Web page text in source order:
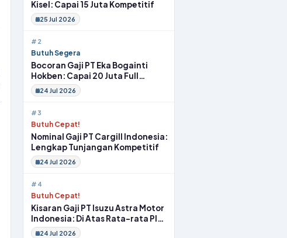
Kisel: Capai 15 Juta Kompetitif
25 Jul 2026
#2
Butuh Segera
Bocoran Gaji PT Eka Bogainti
Hokben: Capai 20 Juta Full
Benefit
24 Jul 2026
#3
Butuh Cepat!
Nominal Gaji PT Cargill Indonesia:
Lengkap Tunjangan Kompetitif
24 Jul 2026
#4
Butuh Cepat!
Kisaran Gaji PT Isuzu Astra Motor
Indonesia: Di Atas Rata-rata Plus
Fasilitas
24 Jul 2026